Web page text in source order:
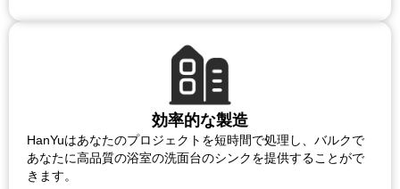
効率的な製造
HanYuはあなたのプロジェクトを短時間で処理し、バルクで
あなたに高品質の浴室の洗面台のシンクを提供することがで
きます。